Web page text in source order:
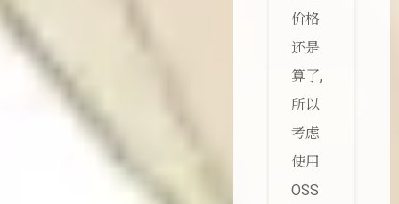
价格
还是
算了,
所以
考虑
使用
OSS